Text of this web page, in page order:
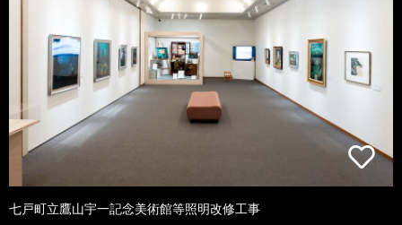
七戸町立鷹山宇一記念美術館等照明改修工事